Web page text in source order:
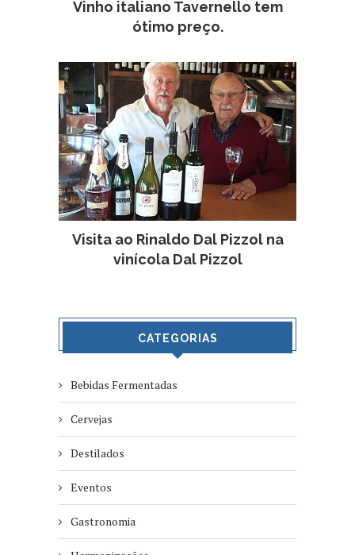
Vinho italiano Tavernello tem
ótimo preço.
Visita ao Rinaldo Dal Pizzol na
vinícola Dal Pizzol
CATEGORIAS
Bebidas Fermentadas
Cervejas
Destilados
Eventos
Gastronomia